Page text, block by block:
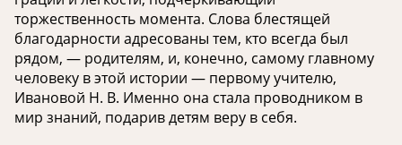
торжественность момента. Слова блестящей
благодарности адресованы тем, кто всегда был
рядом, — родителям, и, конечно, самому главному
человеку в этой истории — первому учителю,
Ивановой Н. В. Именно она стала проводником в
мир знаний, подарив детям веру в себя.